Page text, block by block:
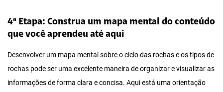
4ª Etapa: Construa um mapa mental do conteúdo
que você aprendeu até aqui
Desenvolver um mapa mental sobre o ciclo das rochas e os tipos de
rochas pode ser uma excelente maneira de organizar e visualizar as
informações de forma clara e concisa. Aqui está uma orientação